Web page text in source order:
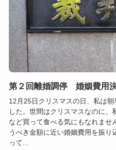
第２回離婚調停 婚姻費用
12月25日クリスマスの日、私は
した。世間はクリスマスなのに、
など買って食べる気にもなれませ
うべき金額に近い婚姻費用を振り
って...